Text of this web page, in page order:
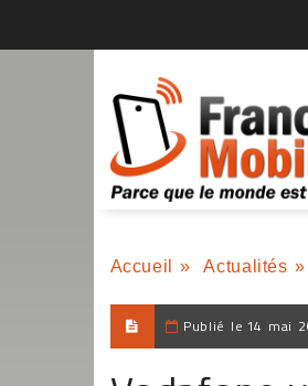
Accueil » Actualités »
Publié le 14 mai